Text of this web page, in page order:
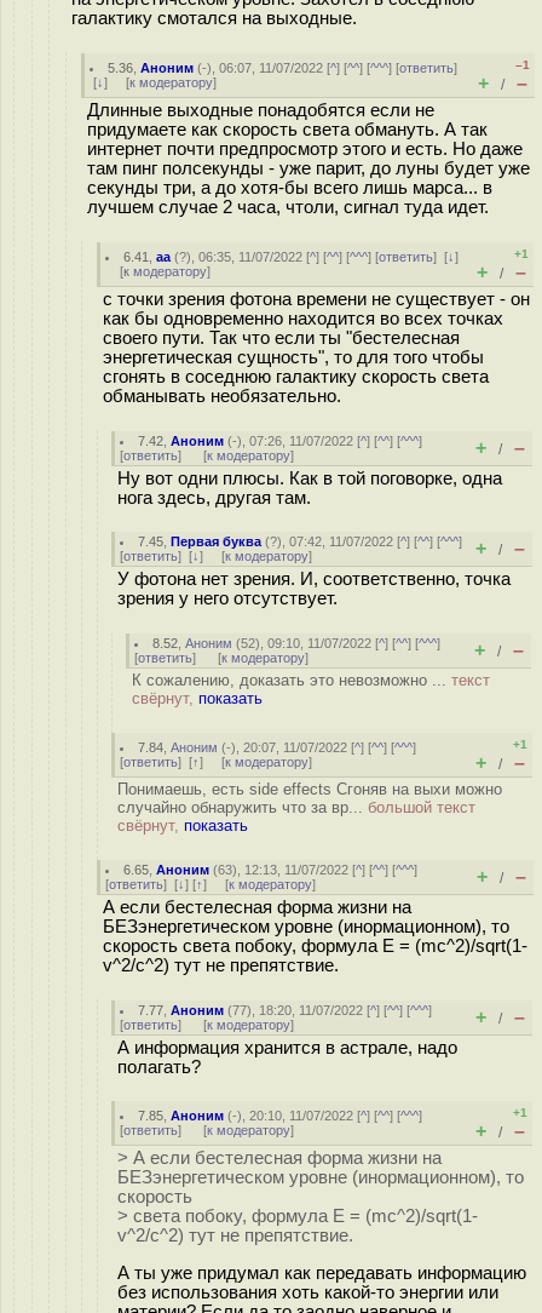
галактику смотался на выходные.
5.36 ,Аноним (-), 06:07, 11/07/2022 [^] [^^] [^^^] [ответить]
[↓] [к модератору]
–1
+ / –
Длинные выходные понадобятся если не
придумаете как скорость света обмануть. А так
интернет почти предпросмотр этого и есть. Но даже
там пинг полсекунды - уже парит, до луны будет уже
секунды три, а до хотя-бы всего лишь марса... в
лучшем случае 2 часа, чтоли, сигнал туда идет.
6.41 ,aa (?), 06:35, 11/07/2022 [^] [^^] [^^^] [ответить][↓]
[к модератору]
+1
+ / –
с точки зрения фотона времени не существует - он
как бы одновременно находится во всех точках
своего пути. Так что если ты "бестелесная
энергетическая сущность", то для того чтобы
сгонять в соседнюю галактику скорость света
обманывать необязательно.
7.42 ,Аноним (-), 07:26, 11/07/2022 [^] [^^] [^^^]
[ответить] [к модератору] + / –
Ну вот одни плюсы. Как в той поговорке, одна
нога здесь, другая там.
7.45 ,Первая буква (?), 07:42, 11/07/2022 [^] [^^] [^^^]
[ответить] [↓] [к модератору] + / –
У фотона нет зрения. И, соответственно, точка
зрения у него отсутствует.
8.52 ,Аноним (52), 09:10, 11/07/2022 [^] [^^] [^^^]
[ответить] [к модератору] + / –
К сожалению, доказать это невозможно ... текст
свёрнут, показать
7.84 ,Аноним (-), 20:07, 11/07/2022 [^] [^^] [^^^]
[ответить] [↑] [к модератору]
+1
+ / –
Понимаешь, есть side effects Сгоняв на выхи можно
случайно обнаружить что за вр... большой текст
свёрнут, показать
6.65 ,Аноним (63), 12:13, 11/07/2022 [^] [^^] [^^^]
[ответить] [↓] [↑] [к модератору] + / –
А если бестелесная форма жизни на
БЕЗэнергетическом уровне (инормационном), то
скорость света побоку, формула E = (mc^2)/sqrt(1-
v^2/c^2) тут не препятствие.
7.77 ,Аноним (77), 18:20, 11/07/2022 [^] [^^] [^^^]
[ответить] [к модератору] + / –
А информация хранится в астрале, надо
полагать?
7.85 ,Аноним (-), 20:10, 11/07/2022 [^] [^^] [^^^]
[ответить] [к модератору]
+1
+ / –
> А если бестелесная форма жизни на
БЕЗэнергетическом уровне (инормационном), то
скорость
> света побоку, формула E = (mc^2)/sqrt(1-
v^2/c^2) тут не препятствие.
А ты уже придумал как передавать информацию
без использования хоть какой-то энергии или